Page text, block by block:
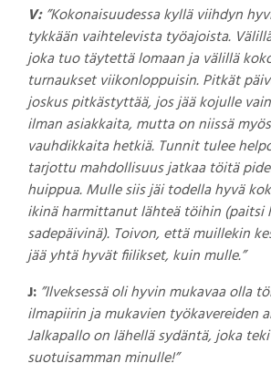
V:”Kokonaisuudessa kyllä viihdyn
tykkään vaihtelevista työajoista.
joka tuo täytettä lomaan ja välillä
turnaukset viikonloppuisin. Pitkät
joskus pitkästyttää, jos jää kojulle
ilman asiakkaita, mutta on niissä
vauhdikkaita hetkiä. Tunnit tulee
tarjottu mahdollisuus jatkaa töitä
huippua. Mulle siis jäi todella hyvä
ikinä harmittanut lähteä töihin (paitsi
sadepäivinä). Toivon, että muillekin
jää yhtä hyvät fiilikset, kuin mulle.”
J: ”Ilveksessä oli hyvin mukavaa olla
ilmapiirin ja mukavien työkavereiden
Jalkapallo on lähellä sydäntä, joka
suotuisamman minulle!”